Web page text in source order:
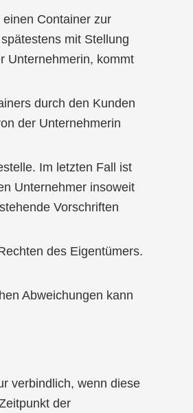
Container zur
mit Stellung
Unternehmerin, kommt
durch den Kunden
der Unternehmerin
Im letzten Fall ist
Unternehmer insoweit
Vorschriften
des Eigentümers.
Abweichungen kann
verbindlich, wenn diese
der